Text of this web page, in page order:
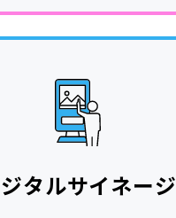
タルサイネージ